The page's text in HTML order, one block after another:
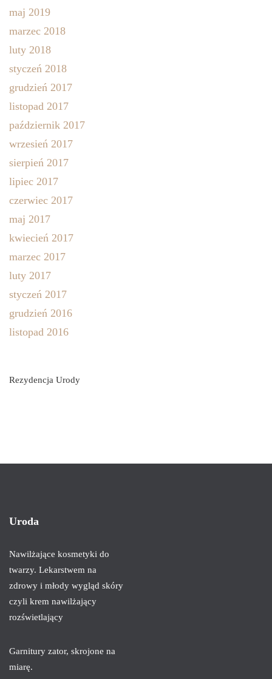
maj 2019
marzec 2018
luty 2018
styczeń 2018
grudzień 2017
listopad 2017
październik 2017
wrzesień 2017
sierpień 2017
lipiec 2017
czerwiec 2017
maj 2017
kwiecień 2017
marzec 2017
luty 2017
styczeń 2017
grudzień 2016
listopad 2016
Rezydencja Urody
Uroda
Nawilżające kosmetyki do
twarzy. Lekarstwem na
zdrowy i młody wygląd skóry
czyli krem nawilżający
rozświetlający
Garnitury zator, skrojone na
miarę.